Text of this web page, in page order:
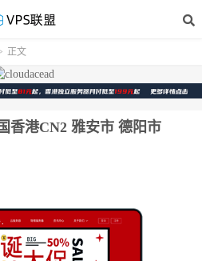
正文
香港CN2 雅安市 德阳市